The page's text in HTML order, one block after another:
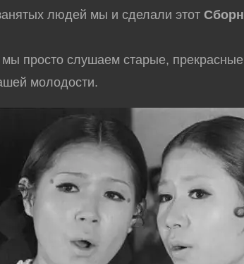
людей мы и сделали этот
просто слушаем старые,
молодости.